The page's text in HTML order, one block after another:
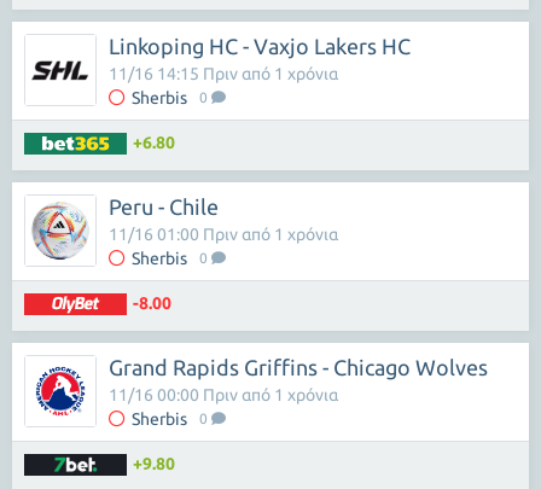
Linkoping HC - Vaxjo Lakers HC
Sherbis 0
11/16 14:15 Πριν από 1 χρόνια
+6.80
Peru - Chile
Sherbis 0
11/16 01:00 Πριν από 1 χρόνια
-8.00
Grand Rapids Griffins - Chicago Wolves
Sherbis 0
11/16 00:00 Πριν από 1 χρόνια
+9.80